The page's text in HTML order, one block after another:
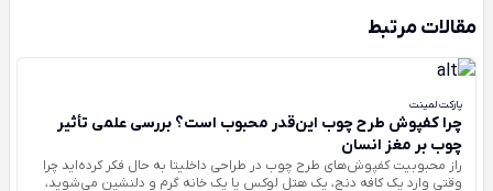
مقالات مرتبط
پارکت لمینت
چرا کفپوش طرح چوب این‌قدر محبوب است؟ بررسی علمی تأثیر
چوب بر مغز انسان
راز محبوبیت کفپوش‌های طرح چوب در طراحی داخلیتا به حال فکر کرده‌اید چرا
وقتی وارد یک کافه دنج، یک هتل لوکس یا یک خانه گرم و دلنشین می‌شوید،